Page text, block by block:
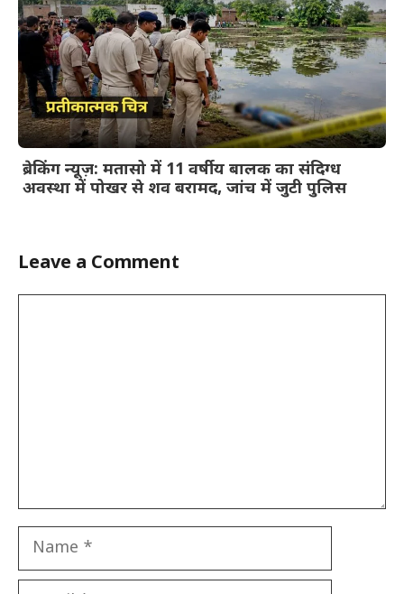
ब्रेकिंग न्यूज़: मतासो में 11 वर्षीय बालक का संदिग्ध
अवस्था में पोखर से शव बरामद, जांच में जुटी पुलिस
Leave a Comment
Name